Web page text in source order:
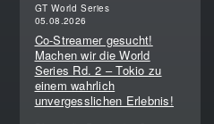
GT World Series
05.08.2026
Co-Streamer gesucht!
Machen wir die World
Series Rd. 2 – Tokio zu
einem wahrlich
unvergesslichen Erlebnis!